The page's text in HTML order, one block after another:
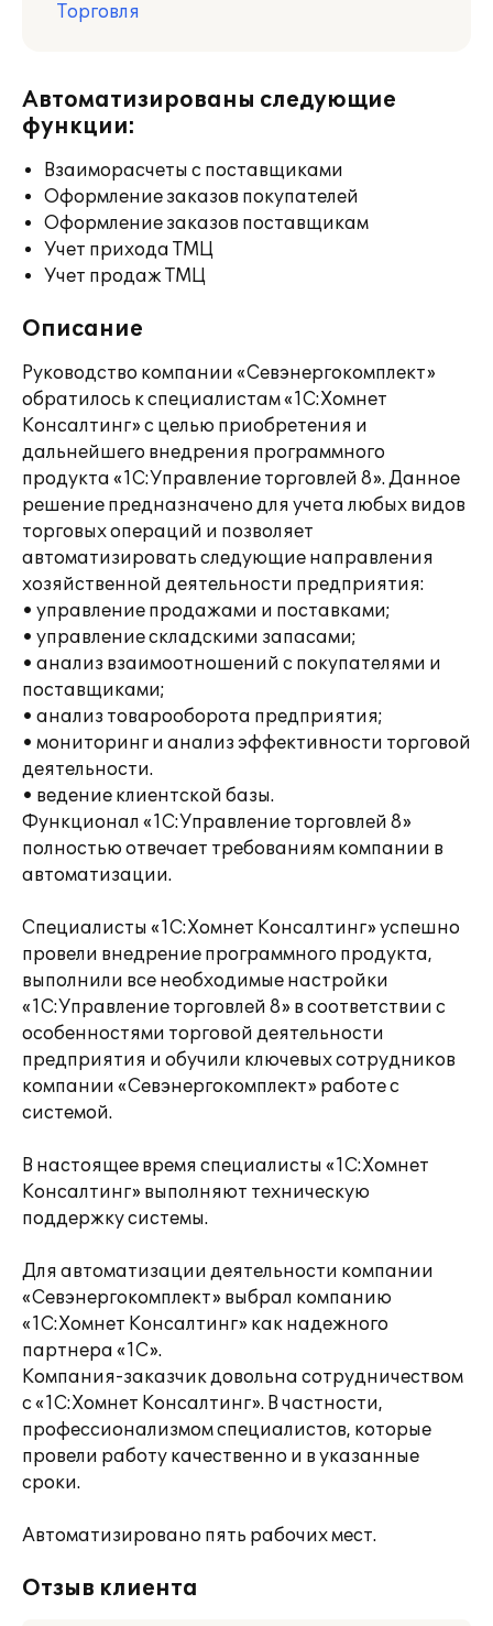
Торговля
Автоматизированы следующие
функции:
Взаиморасчеты с поставщиками
Оформление заказов покупателей
Оформление заказов поставщикам
Учет прихода ТМЦ
Учет продаж ТМЦ
Описание
Руководство компании «Севэнергокомплект»
обратилось к специалистам «1С:Хомнет
Консалтинг» с целью приобретения и
дальнейшего внедрения программного
продукта «1С:Управление торговлей 8». Данное
решение предназначено для учета любых видов
торговых операций и позволяет
автоматизировать следующие направления
хозяйственной деятельности предприятия:
• управление продажами и поставками;
• управление складскими запасами;
• анализ взаимоотношений с покупателями и
поставщиками;
• анализ товарооборота предприятия;
• мониторинг и анализ эффективности торговой
деятельности.
• ведение клиентской базы.
Функционал «1С:Управление торговлей 8»
полностью отвечает требованиям компании в
автоматизации.
Специалисты «1С:Хомнет Консалтинг» успешно
провели внедрение программного продукта,
выполнили все необходимые настройки
«1С:Управление торговлей 8» в соответствии с
особенностями торговой деятельности
предприятия и обучили ключевых сотрудников
компании «Севэнергокомплект» работе с
системой.
В настоящее время специалисты «1С:Хомнет
Консалтинг» выполняют техническую
поддержку системы.
Для автоматизации деятельности компании
«Севэнергокомплект» выбрал компанию
«1С:Хомнет Консалтинг» как надежного
партнера «1С».
Компания-заказчик довольна сотрудничеством
с «1С:Хомнет Консалтинг». В частности,
профессионализмом специалистов, которые
провели работу качественно и в указанные
сроки.
Автоматизировано пять рабочих мест.
Отзыв клиента